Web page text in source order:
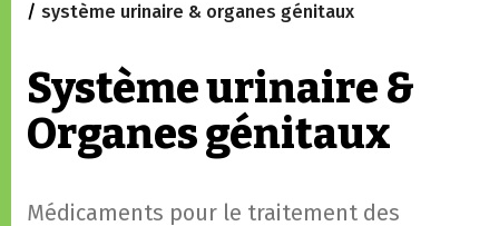
système urinaire & organes génitaux
Système urinaire &
Organes génitaux
Médicaments pour le traitement des